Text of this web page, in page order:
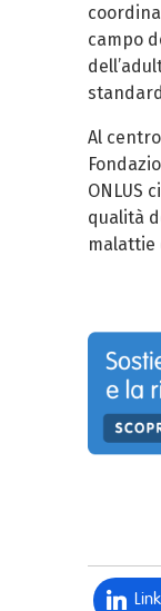
campo
Al
ONLUS
qualità
malattie